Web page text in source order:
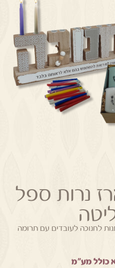
נרות ספל
לחנוכה לעובדים עם תרומה
כולל מע"מ